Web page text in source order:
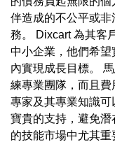
伴造成的不公平或
務。 Dixcart 為其客
中小企業，他們希
內實現成長目標。
練專業團隊，而且費
專家及其專業知識
寶貴的支持，避免潛
的技能市場中尤其